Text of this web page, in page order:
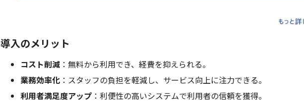
導入のメリット
コスト削減 ：無料から利用でき、経費を抑えられる。
業務効率化 ：スタッフの負担を軽減し、サービス向上に注力できる。
利用者満足度アップ ：利便性の高いシステムで利用者の信頼を獲得。